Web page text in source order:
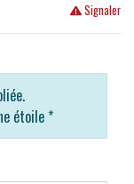
Signaler
étoile *